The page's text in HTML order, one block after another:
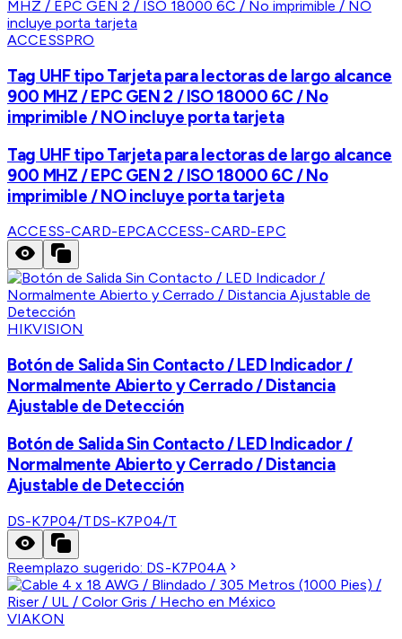
ACCESSPRO
Tag UHF tipo Tarjeta para lectoras de largo alcance
900 MHZ / EPC GEN 2 / ISO 18000 6C / No
imprimible / NO incluye porta tarjeta
Tag UHF tipo Tarjeta para lectoras de largo alcance
900 MHZ / EPC GEN 2 / ISO 18000 6C / No
imprimible / NO incluye porta tarjeta
ACCESS-CARD-EPCACCESS-CARD-EPC
HIKVISION
Botón de Salida Sin Contacto / LED Indicador /
Normalmente Abierto y Cerrado / Distancia
Ajustable de Detección
Botón de Salida Sin Contacto / LED Indicador /
Normalmente Abierto y Cerrado / Distancia
Ajustable de Detección
DS-K7P04/TDS-K7P04/T
Reemplazo sugerido: DS-K7P04A
VIAKON